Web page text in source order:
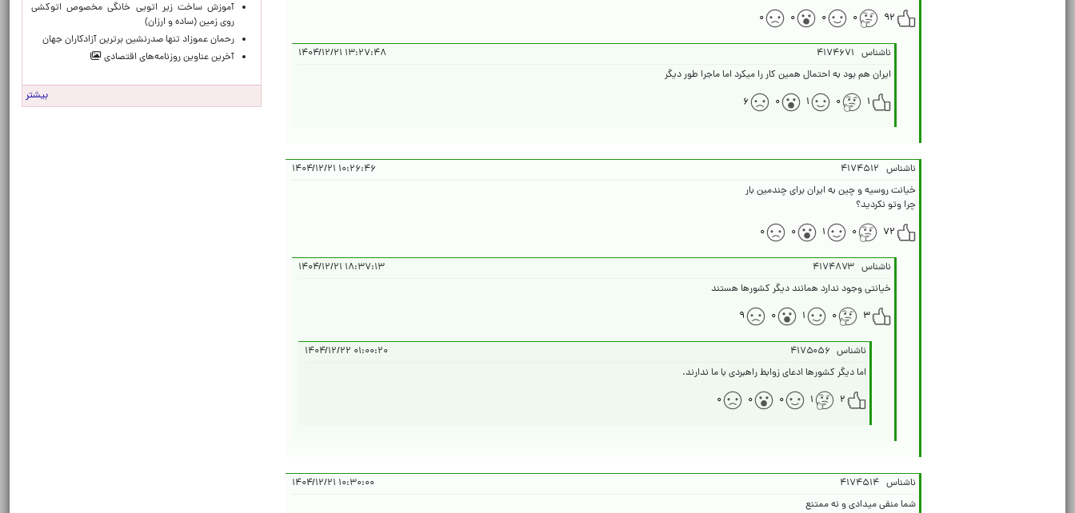
۹۲
۰ ۰ ۰ ۰
ناشناس ۴۱۷۴۶۷۱
۱۳:۲۷:۴۸ ۱۴۰۴/۱۲/۲۱
ایران هم بود به احتمال همین کار را میکرد اما ماجرا طور دیگر
۱
۰ ۱ ۰ ۶
ناشناس ۴۱۷۴۵۱۲
۱۰:۲۶:۴۶ ۱۴۰۴/۱۲/۲۱
چرا وتو نکردید؟
۷۲
۰ ۱ ۰ ۰
ناشناس ۴۱۷۴۸۷۳
۱۸:۳۷:۱۳ ۱۴۰۴/۱۲/۲۱
خیانتی وجود ندارد همانند دیگر کشورها هستند
۳
۰ ۱ ۰ ۹
ناشناس ۴۱۷۵۰۵۶
۰۱:۰۰:۲۰ ۱۴۰۴/۱۲/۲۲
اما دیگر کشورها ادعای زوابط راهبردی با ما ندارند.
۲
۱ ۰ ۰ ۰
ناشناس ۴۱۷۴۵۱۴
۱۰:۳۰:۰۰ ۱۴۰۴/۱۲/۲۱
شما منفی میدادی و نه ممتنع
آموزش ساخت زیر اتویی خانگی مخصوص اتوکشی
روی زمین (ساده و ارزان)
رحمان عموزاد تنها صدرنشین برترین آزادکاران جهان
آخرین عناوین روزنامه‌های اقتصادی
بیشتر